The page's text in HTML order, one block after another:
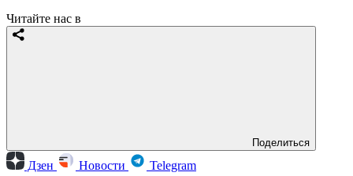
Читайте нас в
Поделиться
Дзен Новости Telegram